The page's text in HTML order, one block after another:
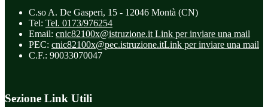
C.so A. De Gasperi, 15 - 12046 Montà (CN)
Tel: Tel. 0173/976254
Email: cnic82100x@istruzione.it Link per inviare una mail
PEC: cnic82100x@pec.istruzione.itLink per inviare una mail
C.F.: 90033070047
Sezione Link Utili